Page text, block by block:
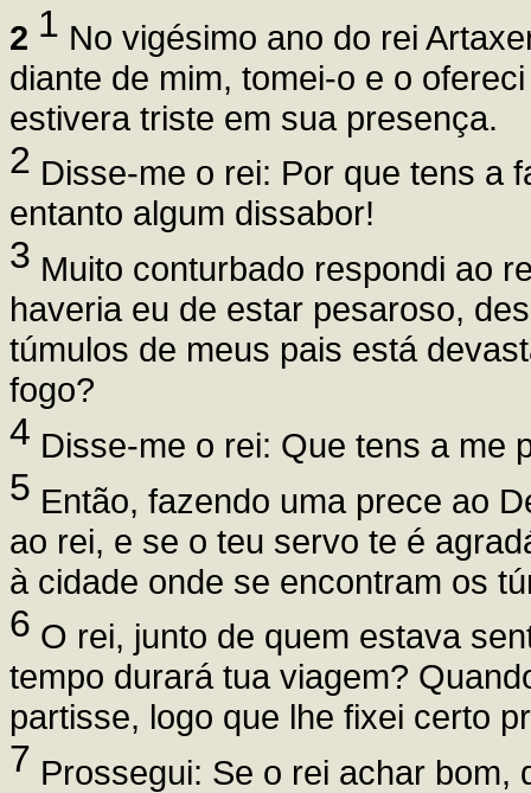
2 1 No vigésimo ano do rei
diante de mim, tomei-o e o
estivera triste em sua presença.
2 Disse-me o rei: Por que tens a
entanto algum dissabor!
3 Muito conturbado respondi ao
haveria eu de estar pesaroso,
túmulos de meus pais está
fogo?
4 Disse-me o rei: Que tens a me
5 Então, fazendo uma prece ao
ao rei, e se o teu servo te é
à cidade onde se encontram os
6 O rei, junto de quem estava
tempo durará tua viagem?
partisse, logo que lhe fixei certo
7 Prossegui: Se o rei achar bom,